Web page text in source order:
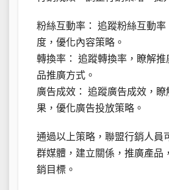
粉絲互動率： 追蹤粉絲互動
度，優化內容策略。
轉換率： 追蹤轉換率，瞭解
品推廣方式。
廣告成效： 追蹤廣告成效，
果，優化廣告投放策略。
通過以上策略，聯盟行銷人員
群媒體，建立關係，推廣產品
銷目標。